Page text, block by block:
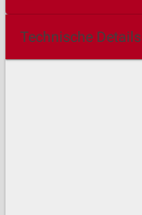
Technische Details